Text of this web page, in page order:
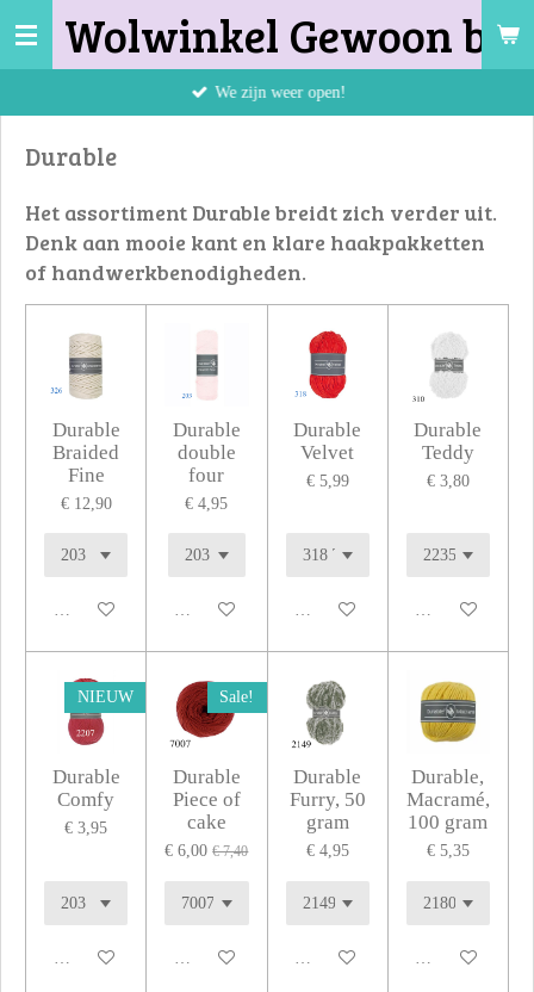
Ga
de
hoofdinhoud
Wolwinkel Gewoon bij
We zijn weer open!
Durable
Het assortiment Durable breidt zich verder uit.
Denk aan mooie kant en klare haakpakketten
of handwerkbenodigheden.
Durable
Braided
Fine
€ 12,90
In winkelwagen
Durable
double
four
€ 4,95
In winkelwagen
Durable
Velvet
€ 5,99
In winkelwagen
Durable
Teddy
€ 3,80
In winkelwagen
NIEUW
Durable
Comfy
€ 3,95
In winkelwagen
Sale!
Durable
Piece of
cake
€ 6,00 € 7,40
In winkelwagen
Durable
Furry, 50
gram
€ 4,95
In winkelwagen
Durable,
Macramé,
100 gram
€ 5,35
In winkelwagen